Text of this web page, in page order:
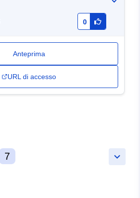
0
Anteprima
URL di accesso
keyboard_arrow_down
7